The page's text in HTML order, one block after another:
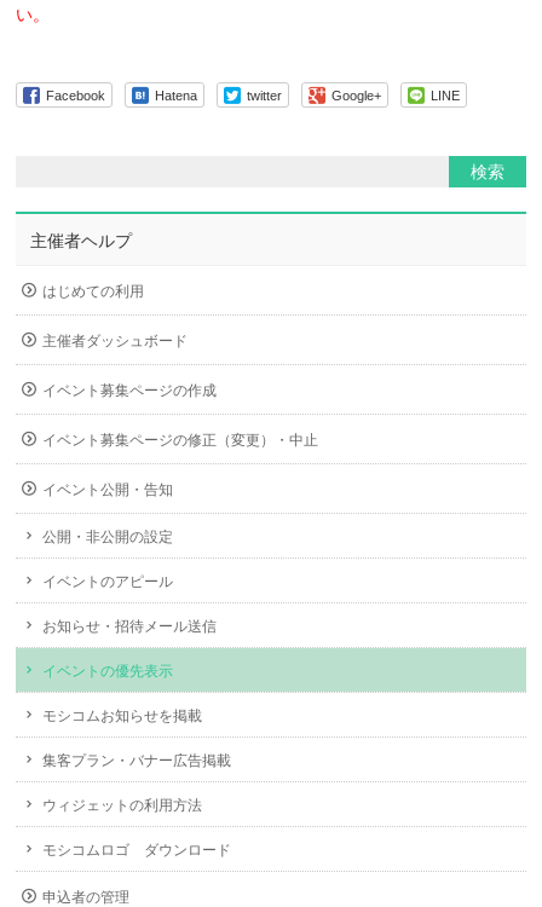
い。
Facebook Hatena twitter Google+ LINE
主催者ヘルプ
はじめての利用
主催者ダッシュボード
イベント募集ページの作成
イベント募集ページの修正（変更）・中止
イベント公開・告知
公開・非公開の設定
イベントのアピール
お知らせ・招待メール送信
イベントの優先表示
モシコムお知らせを掲載
集客プラン・バナー広告掲載
ウィジェットの利用方法
モシコムロゴ ダウンロード
申込者の管理